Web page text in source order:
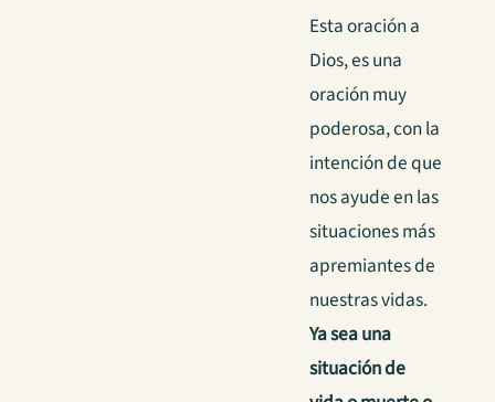
Esta oración a
Dios, es una
oración muy
poderosa, con la
intención de que
nos ayude en las
situaciones más
apremiantes de
nuestras vidas.
Ya sea una
situación de